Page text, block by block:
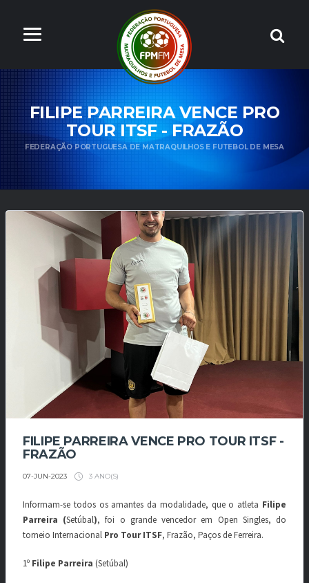
FILIPE PARREIRA VENCE PRO
TOUR ITSF - FRAZÃO
FEDERAÇÃO PORTUGUESA DE MATRAQUILHOS E FUTEBOL DE MESA
FILIPE PARREIRA VENCE PRO TOUR ITSF -
FRAZÃO
07-JUN-2023 3 ANO(S)
Informam-se todos os amantes da modalidade, que o atleta Filipe
Parreira (Setúbal), foi o grande vencedor em Open Singles, do
torneio Internacional Pro Tour ITSF, Frazão, Paços de Ferreira.
1º Filipe Parreira (Setúbal)